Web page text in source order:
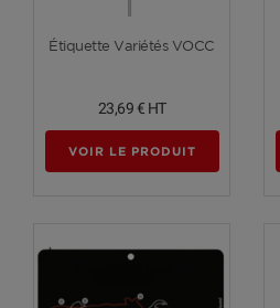
Voir plus
Étiquette Variétés VOCC
23,69 € HT
VOIR LE PRODUIT